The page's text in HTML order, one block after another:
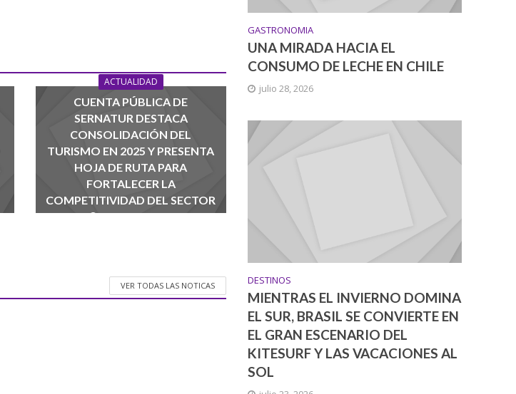
ACTUALIDAD
CUENTA PÚBLICA DE
SERNATUR DESTACA
CONSOLIDACIÓN DEL
TURISMO EN 2025 Y PRESENTA
HOJA DE RUTA PARA
FORTALECER LA
COMPETITIVIDAD DEL SECTOR
agosto 1, 2026
VER TODAS LAS NOTICAS
GASTRONOMIA
UNA MIRADA HACIA EL
CONSUMO DE LECHE EN CHILE
julio 28, 2026
DESTINOS
MIENTRAS EL INVIERNO DOMINA
EL SUR, BRASIL SE CONVIERTE EN
EL GRAN ESCENARIO DEL
KITESURF Y LAS VACACIONES AL
SOL